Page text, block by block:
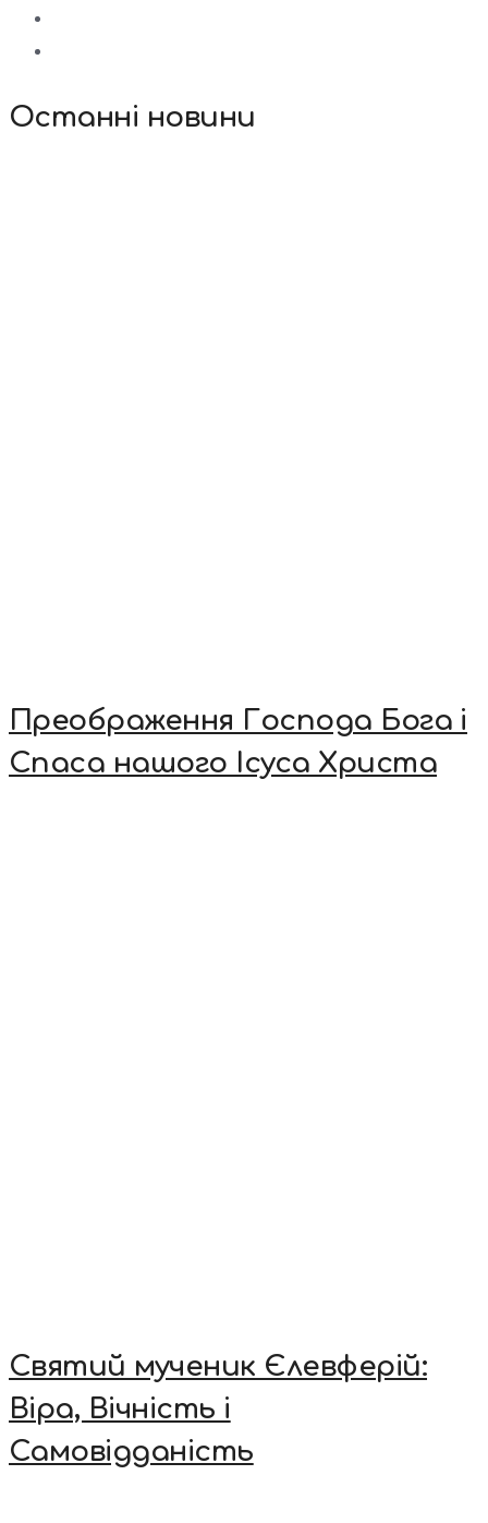
Останні новини
Преображення Господа Бога і
Спаса нашого Ісуса Христа
Святий мученик Єлевферій:
Віра, Вічність і
Самовідданість